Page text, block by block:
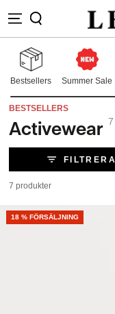
TILL
Bestsellers Summer Sale
BESTSELLERS
Samling:
Activewear 7
FILTRERA
7 produkter
NEW
18 % FÖRSÄLJNING